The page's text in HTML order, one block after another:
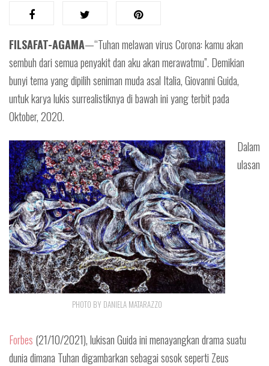
FILSAFAT-AGAMA—“Tuhan melawan virus Corona: kamu akan
sembuh dari semua penyakit dan aku akan merawatmu”. Demikian
bunyi tema yang dipilih seniman muda asal Italia, Giovanni Guida,
untuk karya lukis surrealistiknya di bawah ini yang terbit pada
Oktober, 2020.
PHOTO BY DANIELA MATARAZZO
Dalam
ulasan
Forbes (21/10/2021), lukisan Guida ini menayangkan drama suatu
dunia dimana Tuhan digambarkan sebagai sosok seperti Zeus